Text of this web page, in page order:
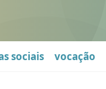
sociais vocação